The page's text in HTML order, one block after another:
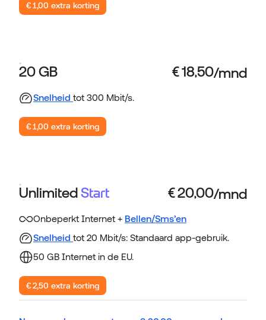
€ 1,00 extra korting
20 GB
Snelheid tot 300 Mbit/s.
€ 1,00 extra korting
UnlimitedStart
Onbeperkt Internet + Bellen/Sms’en
Snelheid tot 20 Mbit/s: Standaard app-gebruik.
50 GB Internet in de EU.
€ 2,50 extra korting